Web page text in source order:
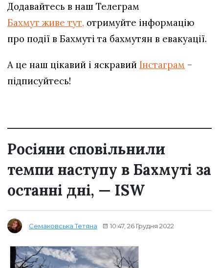
Додавайтесь в наш Телеграм
Бахмут живе тут, отримуйте інформацію
про події в Бахмуті та бахмутян в евакуації.
А це наш цікавий і яскравий Інстаграм –
підписуйтесь!
Росіяни сповільнили
темпи наступу в Бахмуті за
останні дні, — ISW
Семаковська Тетяна 10:47, 26 Грудня 2022